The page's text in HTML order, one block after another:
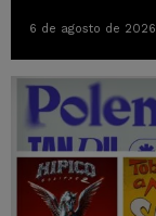
6 de agosto de 2026